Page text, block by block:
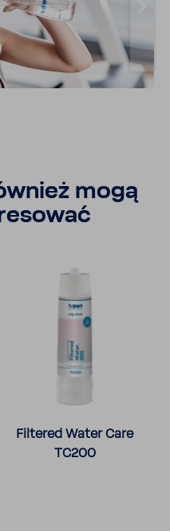
mogą
Filtered Water Care
TC200